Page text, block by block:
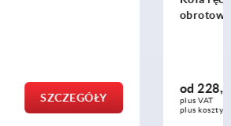
228,34 PLN
plus koszty wysyłki
SZCZEGÓŁY